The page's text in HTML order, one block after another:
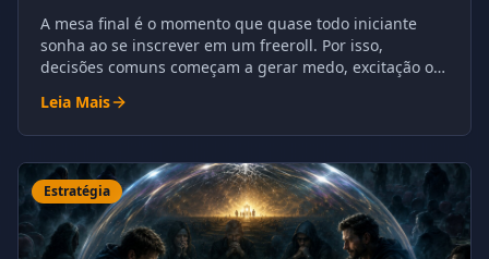
A mesa final é o momento que quase todo iniciante
sonha ao se inscrever em um freeroll. Por isso,
decisões comuns começam a gerar medo, excitação ou
Leia Mais
Estratégia